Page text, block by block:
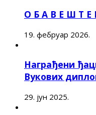
О Б А В Е Ш Т Е
19. фебруар 2026.
Награђени
Вукових
29. јун 2025.